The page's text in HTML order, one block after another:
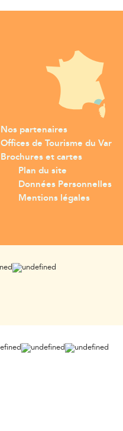
Nos partenaires
Offices de Tourisme du Var
Brochures et cartes
Plan du site
Données Personnelles
Mentions légales